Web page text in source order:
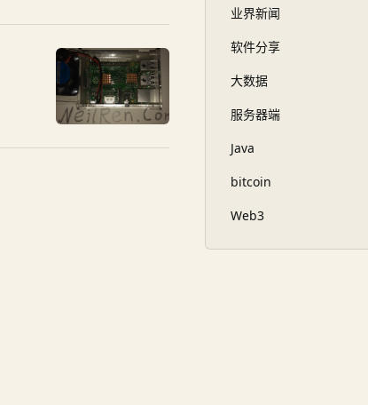
业界新闻
软件分享
大数据
服务器端
Java
bitcoin
Web3